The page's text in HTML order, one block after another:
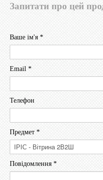
Запитати про цей
Ваше ім'я*
Email *
Телефон
Предмет*
Повідомлення*